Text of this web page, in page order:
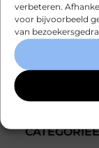
verbeteren.
voor bijvoorbeeld
van
Net
Sluit je aan
leert, groeit